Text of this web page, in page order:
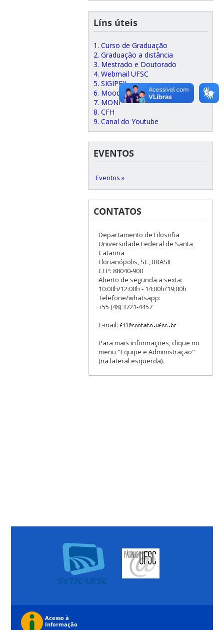
Líns úteis
1. Curso de Graduação
2. Graduação a distância
3. Mestrado e Doutorado
4. Webmail UFSC
5. SIGIPEX
6. Moodle
7. MONI
8. CFH
9. Canal do Youtube
EVENTOS
Eventos »
CONTATOS
Departamento de Filosofia
Universidade Federal de Santa
Catarina
Florianópolis, SC, BRASIL
CEP: 88040-900
Aberto de segunda a sexta:
10:00h/12:00h - 14:00h/19:00h
Telefone/whatsapp:
+55 (48) 3721-4457
E-mail:
Para mais informações, clique no
menu "Equipe e Administração"
(na lateral esquerda).